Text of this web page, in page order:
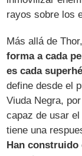
rayos sobre los
Más allá de
forma a cada
es cada
define desde el
Viuda Negra,
capaz de usar
tiene una
Han construido